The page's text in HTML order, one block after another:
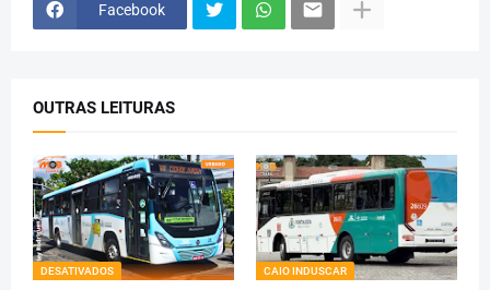
Facebook
OUTRAS LEITURAS
DESATIVADOS CAIO INDUSCAR